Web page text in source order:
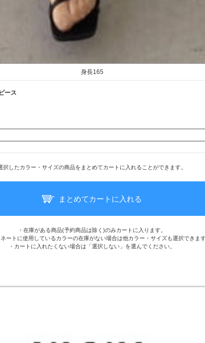
身長165
ース
択したカラー・サイズの商品をまとめてカートに入れることができます。
まとめてカートに入れる
・在庫がある商品(予約商品は除く)のみカートに入ります。
ネートに使用しているカラーの在庫がない場合は他カラー・サイズも選択できま
・カートに入れたくない場合は「選択しない」を選んでください。